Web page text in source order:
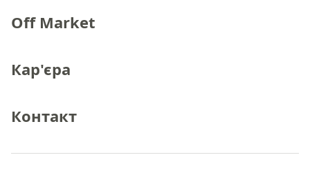
Off Market
Кар'єра
Контакт